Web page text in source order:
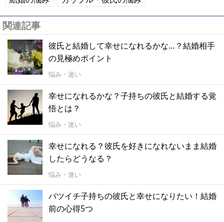
関連記事
彼氏と結婚して幸せになれるかな…？結婚相手
の見極めポイント
悩み・迷い
幸せになれるかな？子持ちの彼氏と結婚する覚
悟とは？
悩み・迷い
幸せになれる？彼氏を好きになれないまま結婚
したらどうなる？
悩み・迷い
バツイチ子持ちの彼氏と幸せになりたい！結婚
前の心得5つ